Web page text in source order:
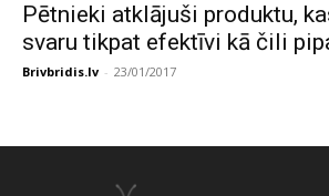
Pētnieki atklājuši produktu,
svaru tikpat efektīvi kā čili
Brivbridis.lv - 23/01/2017